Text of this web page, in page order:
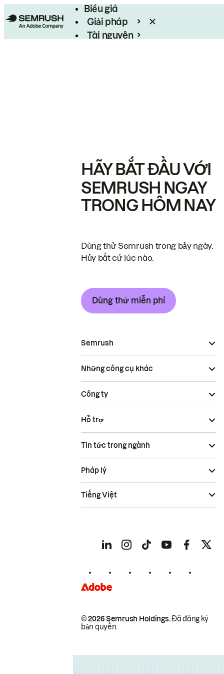
Biểu giá
Giải pháp
Tài nguyên
HÃY BẮT ĐẦU VỚI
SEMRUSH NGAY
TRONG HÔM NAY
Dùng thử Semrush trong bảy ngày.
Hủy bất cứ lúc nào.
Dùng thử miễn phí
Semrush
Những công cụ khác
Công ty
Hỗ trợ
Tin tức trong ngành
© 2026 Semrush Holdings.Đã đăng ký
bản quyền.
Pháp lý
Tiếng Việt